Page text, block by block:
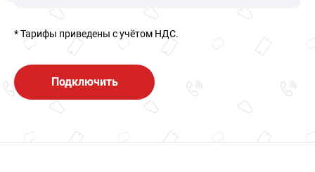
* Тарифы приведены c учётом НДС.
Подключить